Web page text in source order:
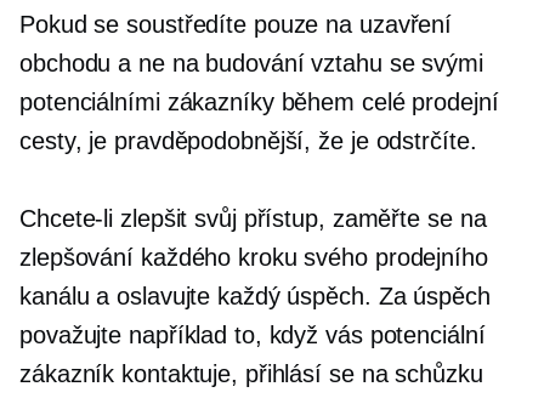
Pokud se soustředíte pouze na uzavření
obchodu a ne na budování vztahu se svými
potenciálními zákazníky během celé prodejní
cesty, je pravděpodobnější, že je odstrčíte.
Chcete-li zlepšit svůj přístup, zaměřte se na
zlepšování každého kroku svého prodejního
kanálu a oslavujte každý úspěch. Za úspěch
považujte například to, když vás potenciální
zákazník kontaktuje, přihlásí se na schůzku